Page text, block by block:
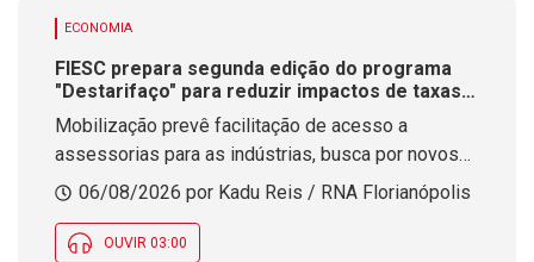
ECONOMIA
FIESC prepara segunda edição do programa
"Destarifaço" para reduzir impactos de taxas
dos EUA nas empresas de SC
Mobilização prevê facilitação de acesso a
assessorias para as indústrias, busca por novos
mercados, estímulo à diplomacia empresarial e
06/08/2026 por Kadu Reis / RNA Florianópolis
OUVIR 03:00